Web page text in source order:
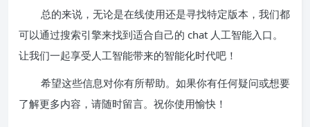
总的来说，无论是在线使用还是寻找特定版本，我们都
可以通过搜索引擎来找到适合自己的 chat 人工智能入口。
让我们一起享受人工智能带来的智能化时代吧！
希望这些信息对你有所帮助。如果你有任何疑问或想要
了解更多内容，请随时留言。祝你使用愉快！